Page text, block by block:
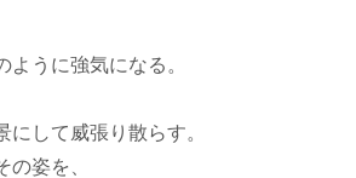
うに強気になる。
して威張り散らす。
姿を、